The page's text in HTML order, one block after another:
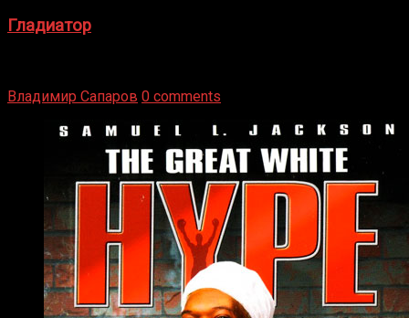
Гладиатор
Владимир Сапаров 0 comments